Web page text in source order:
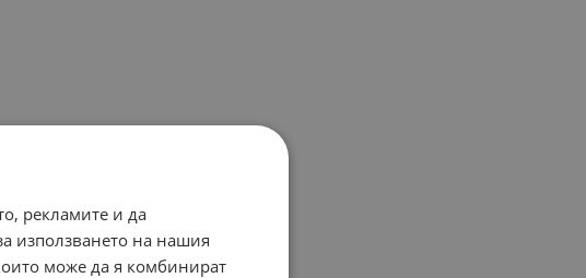
рекламите и да
използването на нашия
може да я комбинират